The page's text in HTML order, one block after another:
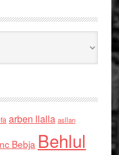
arben llalla asllan
Bebja Behlul